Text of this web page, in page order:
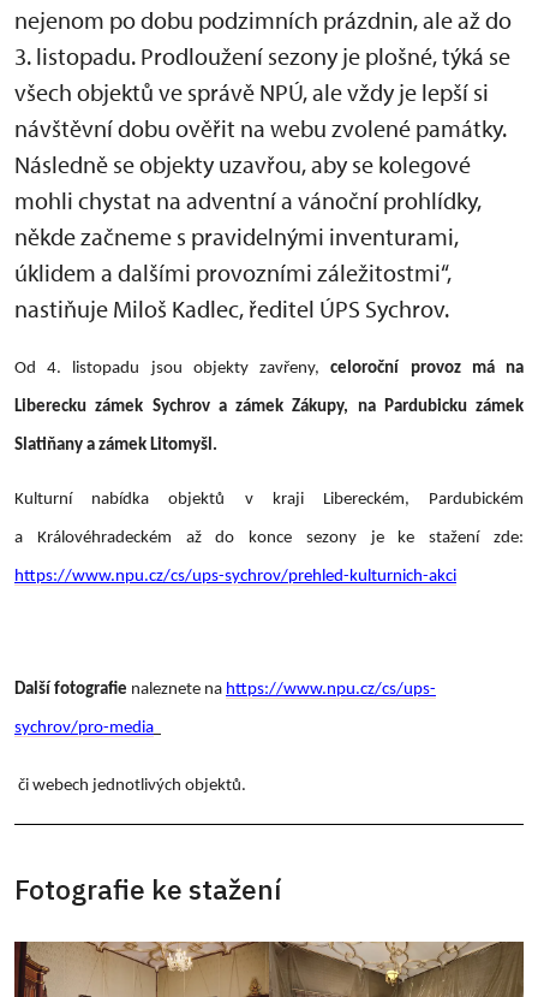
nejenom po dobu podzimních prázdnin, ale až do
3. listopadu. Prodloužení sezony je plošné, týká se
všech objektů ve správě NPÚ, ale vždy je lepší si
návštěvní dobu ověřit na webu zvolené památky.
Následně se objekty uzavřou, aby se kolegové
mohli chystat na adventní a vánoční prohlídky,
někde začneme s pravidelnými inventurami,
úklidem a dalšími provozními záležitostmi“,
nastiňuje Miloš Kadlec, ředitel ÚPS Sychrov.
Od 4. listopadu jsou objekty zavřeny,celoroční provoz má na
Liberecku zámek Sychrov a zámek Zákupy, na Pardubicku zámek
Slatiňany a zámek Litomyšl.
Kulturní nabídka objektů v kraji Libereckém, Pardubickém
a Královéhradeckém až do konce sezony je ke stažení zde:
https://www.npu.cz/cs/ups-sychrov/prehled-kulturnich-akci
Další fotografie naleznete na https://www.npu.cz/cs/ups-
sychrov/pro-media
či webech jednotlivých objektů.
Fotografie ke stažení